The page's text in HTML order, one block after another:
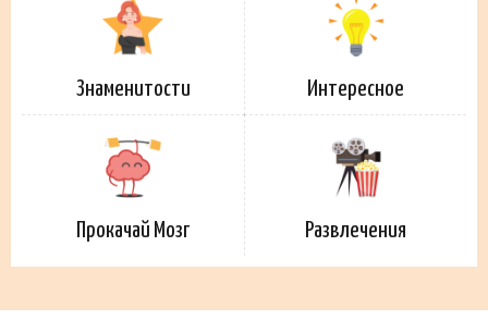
Знаменитости Интересное
Прокачай Мозг Развлечения